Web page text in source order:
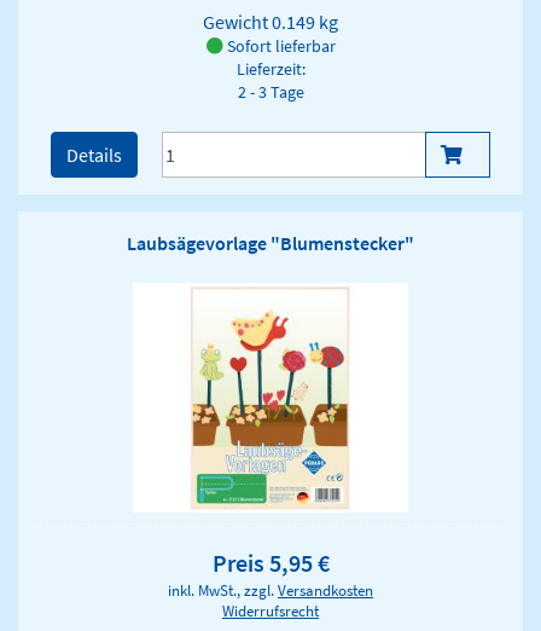
Gewicht0.149 kg
Sofort lieferbar
Lieferzeit:
2 - 3 Tage
Details
Laubsägevorlage "Blumenstecker"
Preis 5,95 €
inkl. MwSt., zzgl.Versandkosten
Widerrufsrecht